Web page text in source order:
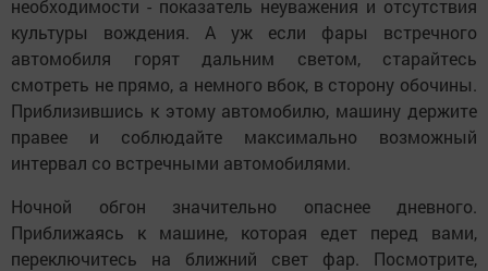
необходимости - показатель неуважения и отсутствия
культуры вождения. А уж если фары встречного
автомобиля горят дальним светом, старайтесь
смотреть не прямо, а немного вбок, в сторону обочины.
Приблизившись к этому автомобилю, машину держите
правее и соблюдайте максимально возможный
интервал со встречными автомобилями.
Ночной обгон значительно опаснее дневного.
Приближаясь к машине, которая едет перед вами,
переключитесь на ближний свет фар. Посмотрите,